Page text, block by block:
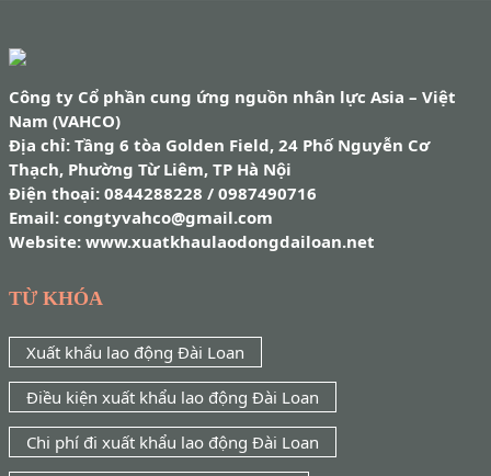
Công ty Cổ phần cung ứng nguồn nhân lực Asia – Việt
Nam (VAHCO)
Địa chỉ: Tầng 6 tòa Golden Field, 24 Phố Nguyễn Cơ
Thạch, Phường Từ Liêm, TP Hà Nội
Điện thoại: 0844288228 / 0987490716
Email: congtyvahco@gmail.com
Website: www.xuatkhaulaodongdailoan.net
TỪ KHÓA
Xuất khẩu lao động Đài Loan
Điều kiện xuất khẩu lao động Đài Loan
Chi phí đi xuất khẩu lao động Đài Loan